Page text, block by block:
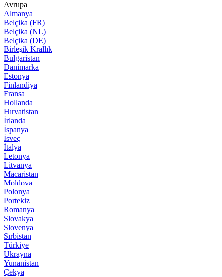
Avrupa
Almanya
Belçika (FR)
Belçika (NL)
Belçika (DE)
Birleşik Krallık
Bulgaristan
Danimarka
Estonya
Finlandiya
Fransa
Hollanda
Hırvatistan
İrlanda
İspanya
İsveç
İtalya
Letonya
Litvanya
Macaristan
Moldova
Polonya
Portekiz
Romanya
Slovakya
Slovenya
Sırbistan
Türkiye
Ukrayna
Yunanistan
Çekya